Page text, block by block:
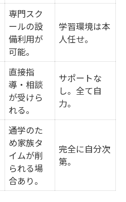
専門スク
ールの設
備利用が
可能。
学習環境は本
人任せ。
直接指
導・相談
が受けら
れる。
サポートな
し。全て自
力。
通学のた
め家族タ
イムが削
られる場
合あり。
完全に自分次
第。